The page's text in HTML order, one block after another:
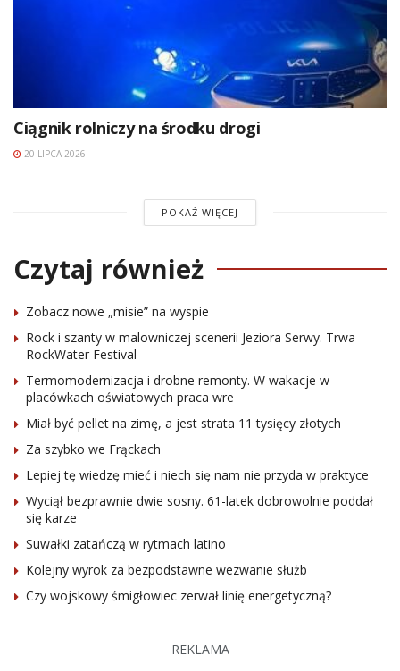
Ciągnik rolniczy na środku drogi
20 LIPCA 2026
POKAŻ WIĘCEJ
Czytaj również
Zobacz nowe „misie” na wyspie
Rock i szanty w malowniczej scenerii Jeziora Serwy. Trwa
RockWater Festival
Termomodernizacja i drobne remonty. W wakacje w
placówkach oświatowych praca wre
Miał być pellet na zimę, a jest strata 11 tysięcy złotych
Za szybko we Frąckach
Lepiej tę wiedzę mieć i niech się nam nie przyda w praktyce
Wyciął bezprawnie dwie sosny. 61-latek dobrowolnie poddał
się karze
Suwałki zatańczą w rytmach latino
Kolejny wyrok za bezpodstawne wezwanie służb
Czy wojskowy śmigłowiec zerwał linię energetyczną?
REKLAMA